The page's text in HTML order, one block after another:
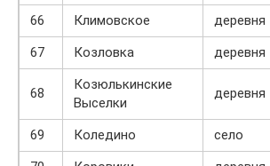
66
Климовское деревня
67
Козловка деревня
68
Козюлькинские
Выселки
деревня
69 Коледино село